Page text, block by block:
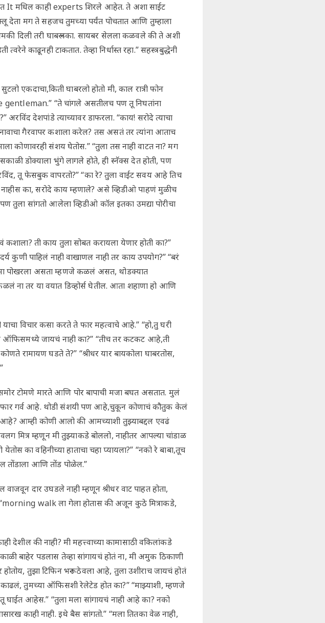
It मधिल काही experts शिरले आहेत. ते अशा साईट
क्लू देता मग ते सहजच तुमच्या पर्यंत पोचतात आणि तुम्हाला
दिली तरी घाबरू नका. सायबर सेलला कळवले की ते अशी
काढूनही टाकतात. तेव्हा निर्धास्त रहा.” सहस्त्रबुद्धेनी
एकदाचा,किती घाबरलो होतो मी, काल रात्री फोन
gentleman.” “ते चांगले असतीलच पण तू निघतांना
अरविंद देशपांडे त्याच्यावर डाफरला. “काय! सरोदे त्याचा
गैरवापर कशाला करेल? तस असतं तर त्यांना आताच
कोणावरही संशय घेतोस.” “तुला तस नाही वाटत ना? मग
डोक्याला भुंगे लागले होते, ही स्नॅक्स देत होती, पण
तू फेसबुक वापरतो?” “का रे? तुला वाईट सवय आहे तिच
का, सरोदे काय म्हणाले? असे व्हिडीओ पाहणं मुळीच
पण तुला सांगतो आलेला व्हिडीओ कॉल इतका उमद्या पोरीचा
ती काय तुला सोबत करायला येणार होती का?”
कुणी पाहिलं नाही वाखाणल नाही तर काय उपयोग?” “बरं
पोखरला असता म्हणजे कळलं असत, थोडक्यात
ना तर या वयात डिव्होर्स घेतील. आता शहाणा हो आणि
याचा विचार कसा करते ते फार महत्वाचे आहे.” “हो,तु घरी
ऑफिसमध्ये जायचं नाही का?” “तीच तर कटकट आहे,ती
रामायण घडते ते?” “श्रीधर यार बायकोला घाबरतोस,
टोमणे मारते आणि पोर बापाची मजा बघत असतात. मुलं
फार गर्व आहे. थोडी संशयी पण आहे,चुकून कोणाचं कौतुक केलं
आहे? आम्ही कोणी आलो की आमच्याशी तुझ्याबद्दल एवढं
मित्र म्हणून मी तुझ्याकडे बोललो, नाहीतर आपल्या चांडाळ
का वहिनीच्या हाताचा चहा प्यायला?” “नको रे बाबा,तूच
तोंडाला आणि तोंड पोळेल.”
दार उघडले नाही म्हणून श्रीधर वाट पाहत होता,
“morning walk ला गेला होतास की अजून कुठे मित्राकडे,
देशील की नाही? मी महत्त्वाच्या कामासाठी वकिलांकडे
बाहेर पडलास तेव्हा सांगायचं होतं ना, मी अमुक ठिकाणी
तुझा टिफिन भरून ठेवला आहे, तुला उशीराच जायचं होतं
तुमच्या ऑफिसशी रेलेटेड होत का?” “माझ्याशी, म्हणजे
घाईत आहेस.” “तुला मला सांगायचं नाही आहे का? नको
काही नाही. इथे बैस सांगतो.” “मला तितका वेळ नाही,